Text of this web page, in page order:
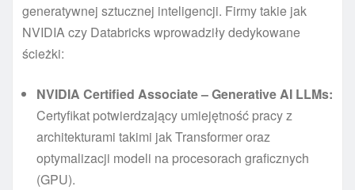
generatywnej sztucznej inteligencji. Firmy takie jak
NVIDIA czy Databricks wprowadziły dedykowane
ścieżki:
NVIDIA Certified Associate – Generative AI LLMs:
Certyfikat potwierdzający umiejętność pracy z
architekturami takimi jak Transformer oraz
optymalizacji modeli na procesorach graficznych
(GPU).